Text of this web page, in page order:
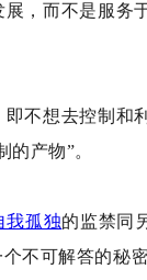
，而不是服
不想去控制
产物”。
我孤独的监禁同
不可解答的秘密